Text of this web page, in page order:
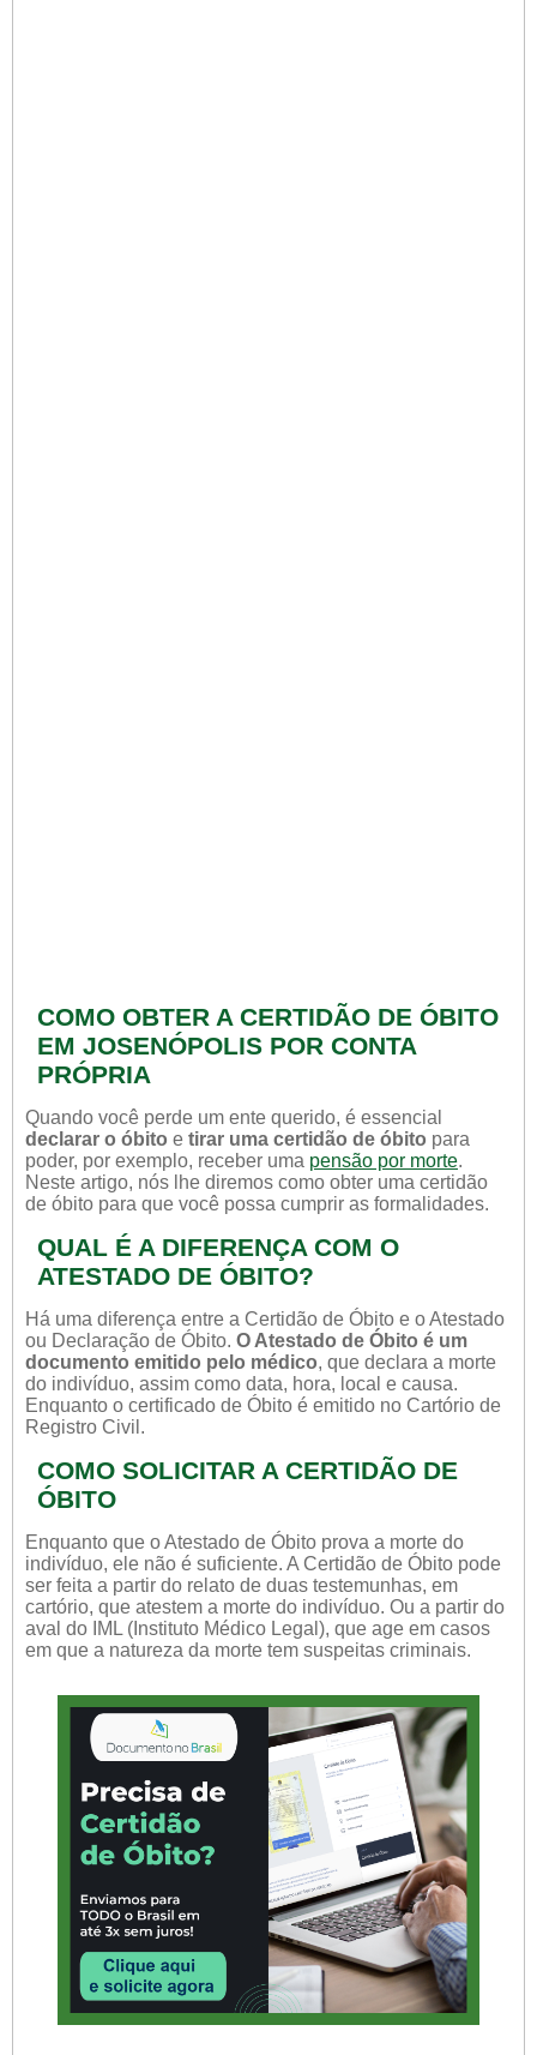
COMO OBTER A CERTIDÃO DE ÓBITO
EM JOSENÓPOLIS POR CONTA
PRÓPRIA
Quando você perde um ente querido, é essencial
declarar o óbito e tirar uma certidão de óbito para
poder, por exemplo, receber uma pensão por morte.
Neste artigo, nós lhe diremos como obter uma certidão
de óbito para que você possa cumprir as formalidades.
QUAL É A DIFERENÇA COM O
ATESTADO DE ÓBITO?
Há uma diferença entre a Certidão de Óbito e o Atestado
ou Declaração de Óbito. O Atestado de Óbito é um
documento emitido pelo médico, que declara a morte
do indivíduo, assim como data, hora, local e causa.
Enquanto o certificado de Óbito é emitido no Cartório de
Registro Civil.
COMO SOLICITAR A CERTIDÃO DE
ÓBITO
Enquanto que o Atestado de Óbito prova a morte do
indivíduo, ele não é suficiente. A Certidão de Óbito pode
ser feita a partir do relato de duas testemunhas, em
cartório, que atestem a morte do indivíduo. Ou a partir do
aval do IML (Instituto Médico Legal), que age em casos
em que a natureza da morte tem suspeitas criminais.